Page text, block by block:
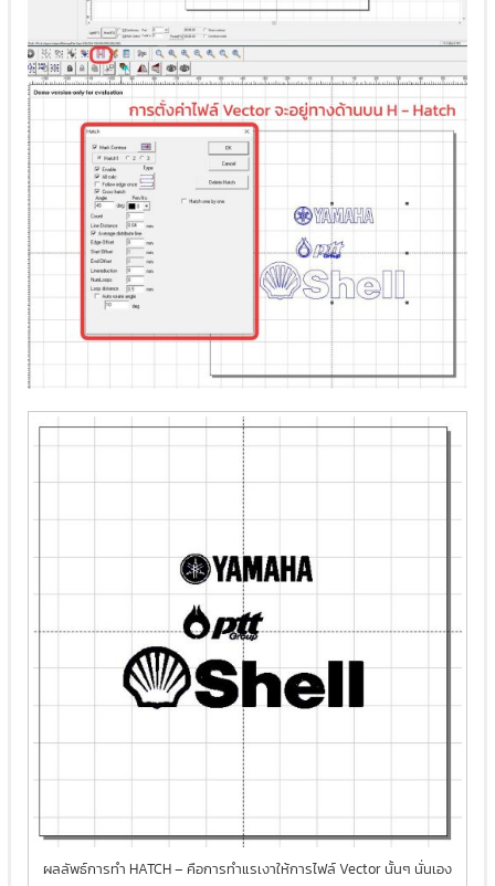
ผลลัพธ์การทำ HATCH – คือการทำแรเงาให้การไฟล์ Vector นั้นๆ นั่นเอง